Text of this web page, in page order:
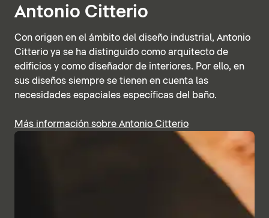
Antonio Citterio
Con origen en el ámbito del diseño industrial, Antonio
Citterio ya se ha distinguido como arquitecto de
edificios y como diseñador de interiores. Por ello, en
sus diseños siempre se tienen en cuenta las
necesidades espaciales específicas del baño.
Más información sobre Antonio Citterio